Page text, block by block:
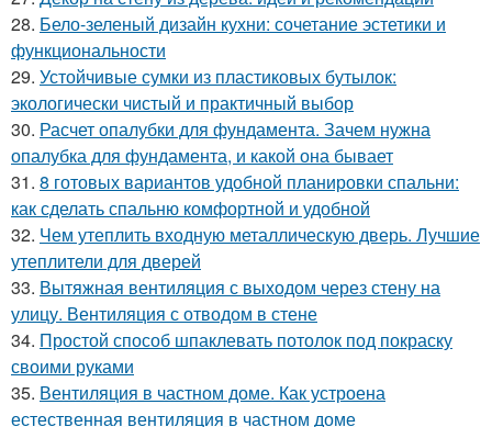
28. Бело-зеленый дизайн кухни: сочетание эстетики и
функциональности
29. Устойчивые сумки из пластиковых бутылок:
экологически чистый и практичный выбор
30. Расчет опалубки для фундамента. Зачем нужна
опалубка для фундамента, и какой она бывает
31. 8 готовых вариантов удобной планировки спальни:
как сделать спальню комфортной и удобной
32. Чем утеплить входную металлическую дверь. Лучшие
утеплители для дверей
33. Вытяжная вентиляция с выходом через стену на
улицу. Вентиляция с отводом в стене
34. Простой способ шпаклевать потолок под покраску
своими руками
35. Вентиляция в частном доме. Как устроена
естественная вентиляция в частном доме